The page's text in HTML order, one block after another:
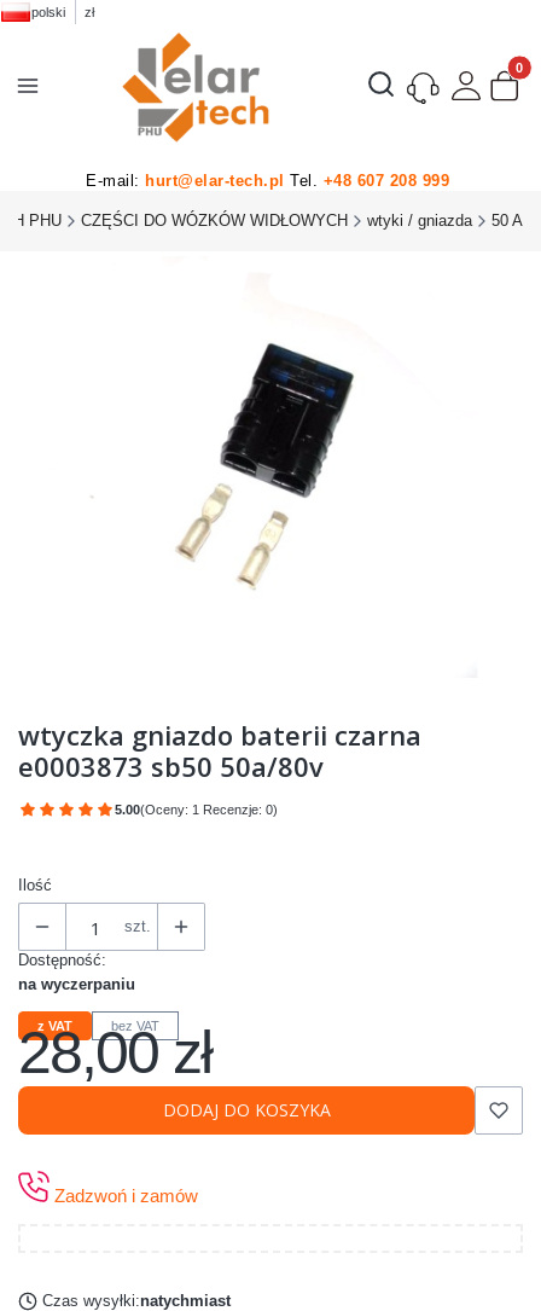
polski zł
Otwórz wyszukiwarkę
E-mail: hurt@elar-tech.pl Tel. +48 607 208 999
PHU CZĘŚCI DO WÓZKÓW WIDŁOWYCH wtyki / gniazda 50 A
wtyczka gniazdo baterii czarna
e0003873 sb50 50a/80v
5.00(Oceny: 1 Recenzje: 0)
Przejdź do sekcji Opinie
Ilość
szt.
Dostępność:
na wyczerpaniu
z VAT bez VAT
Cena
28,00 zł
DODAJ DO KOSZYKA
Zadzwoń i zamów
Czas wysyłki:natychmiast